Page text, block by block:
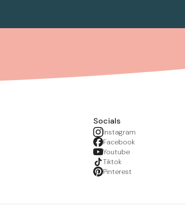
Socials
Instagram
Facebook
Youtube
Tiktok
Pinterest